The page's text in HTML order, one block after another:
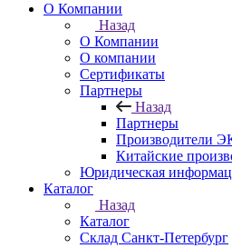
О Компании
Назад
О Компании
О компании
Сертификаты
Партнеры
Назад
Партнеры
Производители
Китайские
Юридическая
Каталог
Назад
Каталог
Cклад Санкт-Петербург